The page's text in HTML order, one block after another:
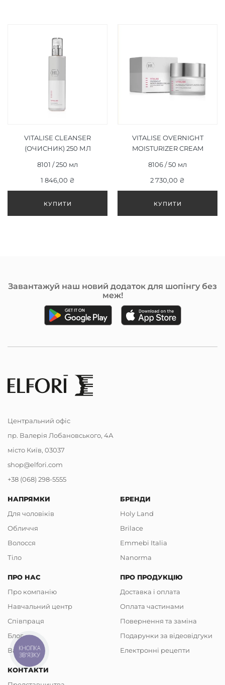
VITALISE CLEANSER
(ОЧИСНИК) 250 МЛ
8101 / 250 мл
1 846,00 ₴
VITALISE OVERNIGHT
MOISTURIZER CREAM
ЗВОЛОЖУЮЧИЙ КРЕМ)
50 МЛ
8106 / 50 мл
2 730,00 ₴
Завантажуй наш новий додаток для шопінгу без
меж!
Центральний офіс
пр. Валерія Лобановського, 4А
місто Київ, 03037
shop@elfori.com
+38 (068) 298-5555
НАПРЯМКИ
Для чоловіків
Обличчя
Волосся
Тіло
БРЕНДИ
Holy Land
Brilace
Emmebi Italia
Nanorma
ПРО НАС
Про компанію
Навчальний центр
Співпраця
Блог
Вакансії
ПРО ПРОДУКЦІЮ
Доставка і оплата
Оплата частинами
Повернення та заміна
Подарунки за відеовідгуки
Електронні рецепти
КОНТАКТИ
КНОПКА
ЗВ'ЯЗКУ